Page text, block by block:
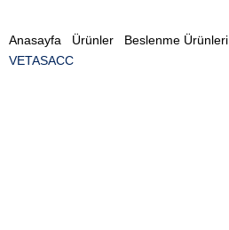
Anasayfa Ürünler Beslenme Ürünleri
VETASACC